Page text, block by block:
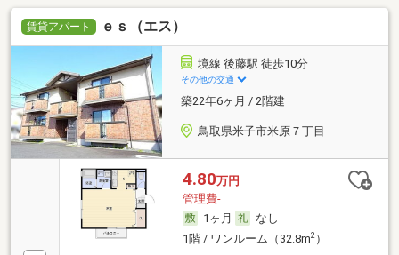
賃貸アパート ｅｓ（エス）
境線 後藤駅 徒歩10分
その他の交通
築22年6ヶ月 / 2階建
鳥取県米子市米原７丁目
4.80万円
管理費-
1ヶ月
なし
1階 / ワンルーム（32.8m2）